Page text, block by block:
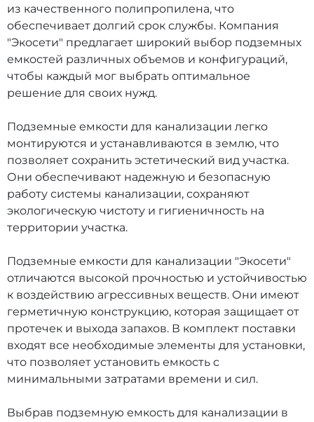
из качественного полипропилена, что
обеспечивает долгий срок службы. Компания
"Экосети" предлагает широкий выбор подземных
емкостей различных объемов и конфигураций,
чтобы каждый мог выбрать оптимальное
решение для своих нужд.
Подземные емкости для канализации легко
монтируются и устанавливаются в землю, что
позволяет сохранить эстетический вид участка.
Они обеспечивают надежную и безопасную
работу системы канализации, сохраняют
экологическую чистоту и гигиеничность на
территории участка.
Подземные емкости для канализации "Экосети"
отличаются высокой прочностью и устойчивостью
к воздействию агрессивных веществ. Они имеют
герметичную конструкцию, которая защищает от
протечек и выхода запахов. В комплект поставки
входят все необходимые элементы для установки,
что позволяет установить емкость с
минимальными затратами времени и сил.
Выбрав подземную емкость для канализации в